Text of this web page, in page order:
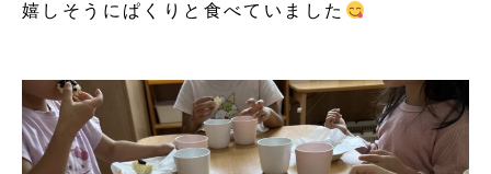
嬉しそうにぱくりと食べていました